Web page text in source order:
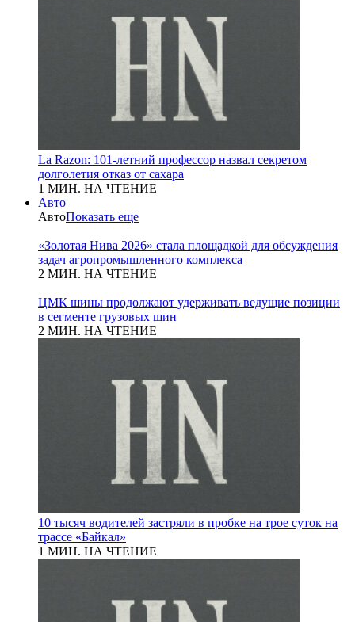
La Razon: 101-летний профессор назвал секретом
долголетия отказ от сахара
1 МИН. НА ЧТЕНИЕ
Авто
АвтоПоказать еще
«Золотая Нива 2026» стала площадкой для обсуждения
задач агропромышленного комплекса
2 МИН. НА ЧТЕНИЕ
ЦМК шины продолжают удерживать ведущие позиции
в сегменте грузовых шин
2 МИН. НА ЧТЕНИЕ
10 тысяч водителей застряли в пробке на трое суток на
трассе «Байкал»
1 МИН. НА ЧТЕНИЕ